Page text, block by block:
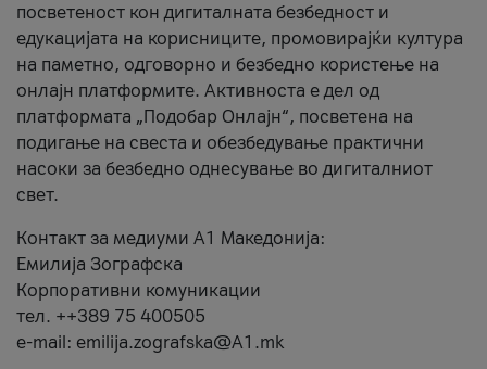
посветеност кон дигиталната безбедност и
едукацијата на корисниците, промовирајќи култура
на паметно, одговорно и безбедно користење на
онлајн платформите. Активноста е дел од
платформата „Подобар Онлајн“, посветена на
подигање на свеста и обезбедување практични
насоки за безбедно однесување во дигиталниот
свет.
Контакт за медиуми А1 Македонија:
Емилија Зографска
Корпоративни комуникации
тел. ++389 75 400505
e-mail: emilija.zografska@A1.mk